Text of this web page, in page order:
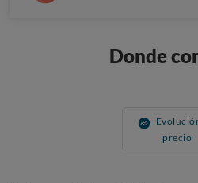
Donde
precio